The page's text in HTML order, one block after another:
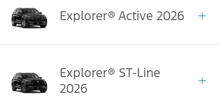
Explorer® Active 2026
Explorer® ST-Line
2026